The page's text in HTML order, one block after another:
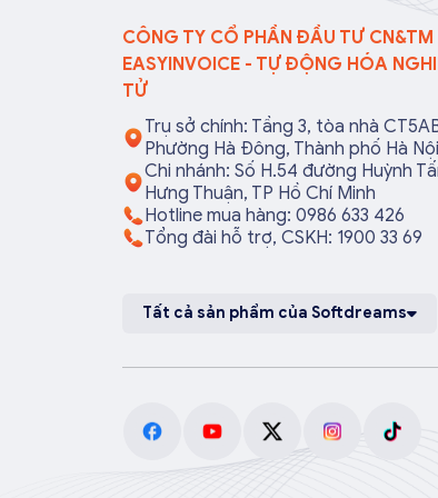
CÔNG TY CỔ PHẦN ĐẦU TƯ CN&TM
EASYINVOICE - TỰ ĐỘNG HÓA
TỬ
Trụ sở chính: Tầng 3, tòa nhà
Phường Hà Đông, Thành phố Hà Nội
Chi nhánh: Số H.54 đường Huỳnh
Hưng Thuận, TP Hồ Chí Minh
Hotline mua hàng: 0986 633 426
Tổng đài hỗ trợ, CSKH: 1900 33 69
Tất cả sản phẩm của Softdreams